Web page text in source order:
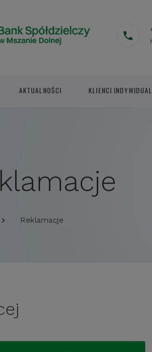
AKTUALNOŚCI KLIENCI
Reklamacje